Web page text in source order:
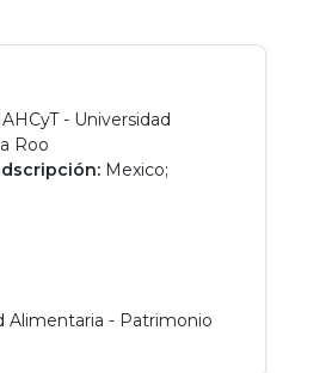
- Universidad
Roo
Mexico;
Alimentaria - Patrimonio